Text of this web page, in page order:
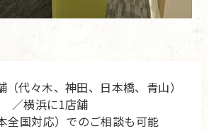
（代々木、神田、日本橋、青山）
／横浜に1店舗
全国対応）でのご相談も可能